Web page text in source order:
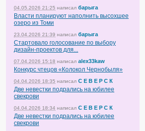
04.05.2026 21:25 написал барыга
Власти планируют наполнить высохшее
озеро из Томи
23.04.2026 21:39 написал барыга
Стартовало голосование по выбору
дизайн-проектов для...
07.04.2026 15:18 написал alex33kaw
Конкурс чтецов «Колокол Чернобыля»
04.04.2026 18:35 написал С Е В Е Р С К
Две невестки подрались на юбилее
свекрови
04.04.2026 18:34 написал С Е В Е Р С К
Две невестки подрались на юбилее
свекрови